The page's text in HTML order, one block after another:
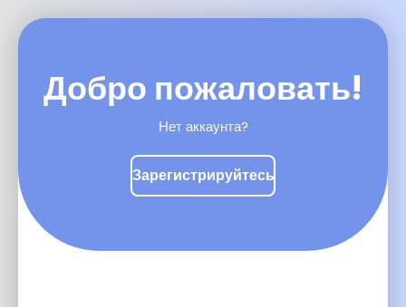
Добро пожаловать!
Нет аккаунта?
Зарегистрируйтесь